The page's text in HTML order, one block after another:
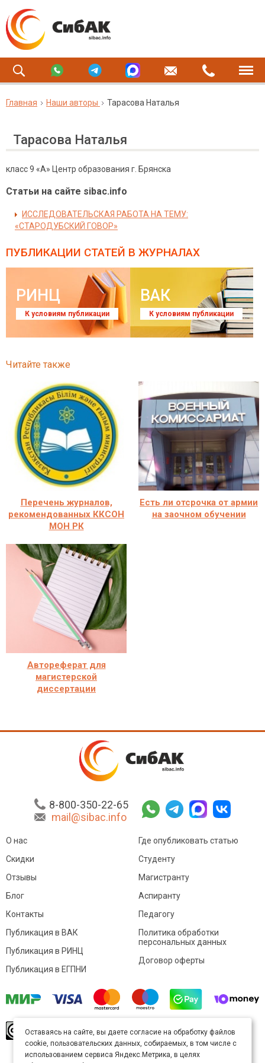
Главная Наши авторы Тарасова Наталья
Тарасова Наталья
класс 9 «А» Центр образования г. Брянска
Статьи на сайте sibac.info
ИССЛЕДОВАТЕЛЬСКАЯ РАБОТА НА ТЕМУ:
«СТАРОДУБСКИЙ ГОВОР»
ПУБЛИКАЦИИ СТАТЕЙ В ЖУРНАЛАХ
РИНЦ
К условиям публикации
ВАК
К условиям публикации
Читайте также
Перечень журналов,
рекомендованных ККСОН
МОН РК
Есть ли отсрочка от армии
на заочном обучении
Автореферат для
магистерской
диссертации
8-800-350-22-65
mail@sibac.info
О нас
Скидки
Отзывы
Блог
Контакты
Где опубликовать статью
Студенту
Магистранту
Аспиранту
Педагогу
Публикация в ВАК
Публикация в РИНЦ
Публикация в ЕГПНИ
Политика обработки
персональных данных
Договор оферты
произведение доступно полицензии Creative
Commons «Attribution» («Атрибуция») 4.0
Непортированная.
Оставаясь на сайте, вы даете согласие на обработку файлов
cookie, пользовательских данных, собираемых, в том числе с
использованием сервиса Яндекс.Метрика, в целях